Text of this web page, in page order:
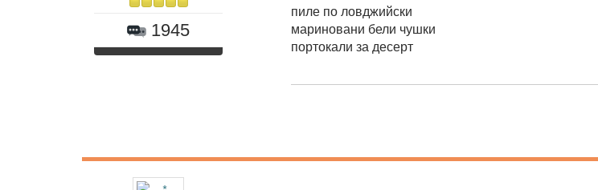
1945
пиле по ловджийски
мариновани бели чушки
портокали за десерт